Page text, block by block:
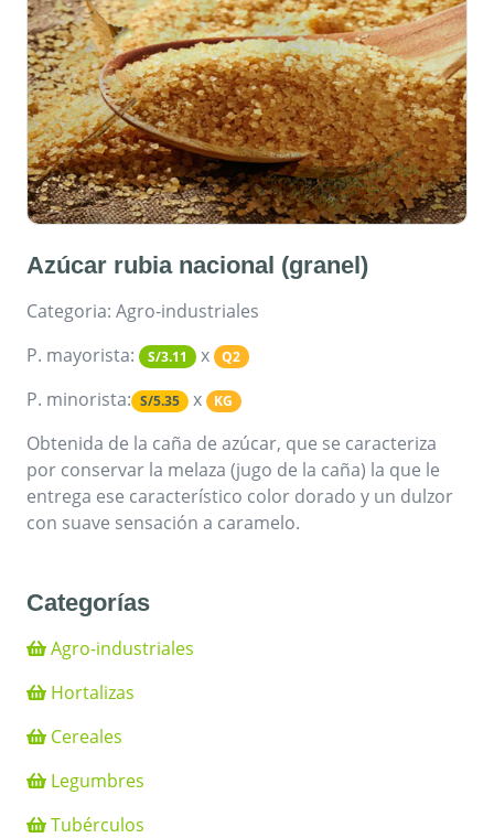
Azúcar rubia nacional (granel)
Categoria: Agro-industriales
P. mayorista:
S/3.11 x Q2
P. minorista: S/5.35 x KG
Obtenida de la caña de azúcar, que se caracteriza
por conservar la melaza (jugo de la caña) la que le
entrega ese característico color dorado y un dulzor
con suave sensación a caramelo.
Categorías
Agro-industriales
Hortalizas
Cereales
Legumbres
Tubérculos